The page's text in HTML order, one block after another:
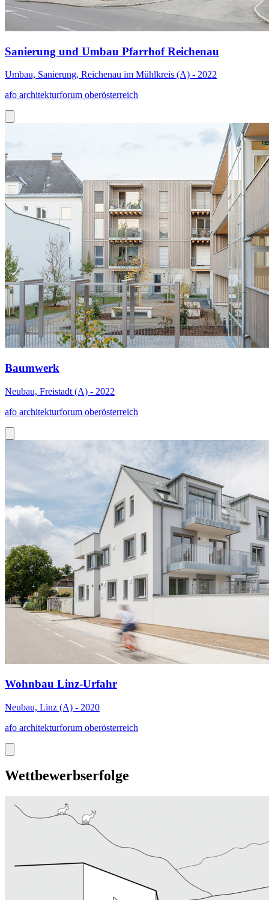
Sanierung und Umbau Pfarrhof Reichenau
Umbau, Sanierung, Reichenau im Mühlkreis (A) - 2022
afo architekturforum oberösterreich
Baumwerk
Neubau, Freistadt (A) - 2022
afo architekturforum oberösterreich
Wohnbau Linz-Urfahr
Neubau, Linz (A) - 2020
afo architekturforum oberösterreich
Wettbewerbserfolge